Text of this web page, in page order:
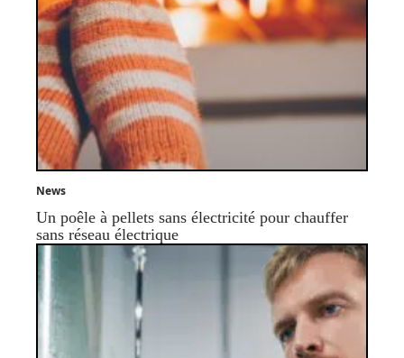
News
Un poêle à pellets sans électricité pour chauffer
sans réseau électrique